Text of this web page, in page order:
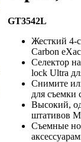
GT3542L
Жесткий 4-
Carbon
Селектор
lock Ultra
Снимите
для съемки
Высокий,
штативов
Съемные